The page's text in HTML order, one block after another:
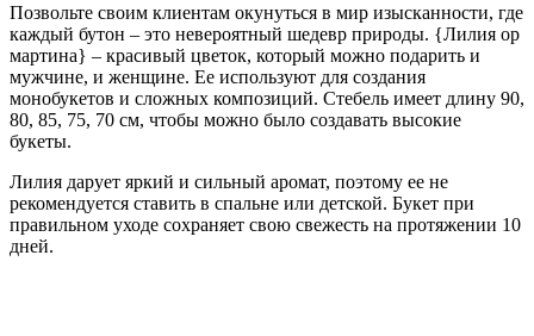
Позвольте своим клиентам окунуться в мир изысканности, где
каждый бутон – это невероятный шедевр природы. {Лилия ор
мартина} – красивый цветок, который можно подарить и
мужчине, и женщине. Ее используют для создания
монобукетов и сложных композиций. Стебель имеет длину 90,
80, 85, 75, 70 см, чтобы можно было создавать высокие
букеты.
Лилия дарует яркий и сильный аромат, поэтому ее не
рекомендуется ставить в спальне или детской. Букет при
правильном уходе сохраняет свою свежесть на протяжении 10
дней.